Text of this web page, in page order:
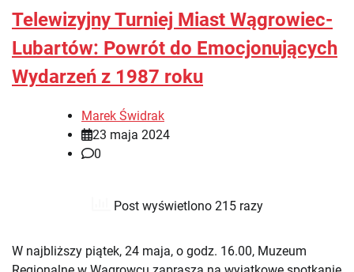
Telewizyjny Turniej Miast Wągrowiec-
Lubartów: Powrót do Emocjonujących
Wydarzeń z 1987 roku
Marek Świdrak
23 maja 2024
0
Post wyświetlono 215 razy
W najbliższy piątek, 24 maja, o godz. 16.00, Muzeum